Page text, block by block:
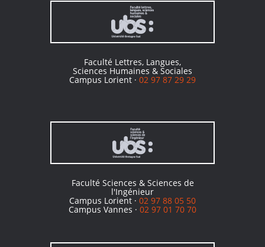
Faculté Lettres, Langues,
Sciences Humaines & Sociales
Campus Lorient · 02 97 87 29 29
Faculté Sciences & Sciences de
l'Ingénieur
Campus Lorient · 02 97 88 05 50
Campus Vannes · 02 97 01 70 70